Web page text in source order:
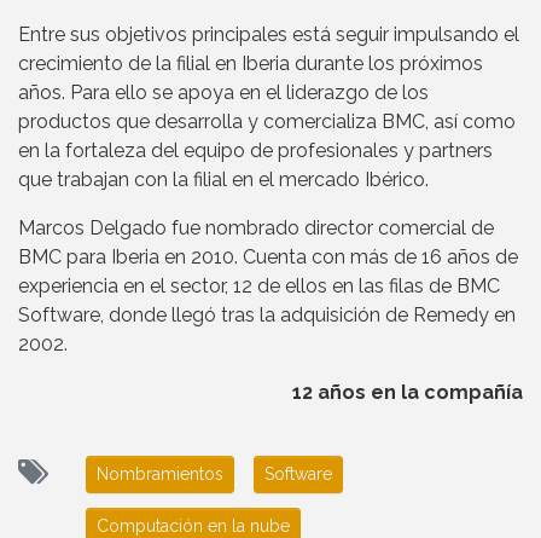
Entre sus objetivos principales está seguir impulsando el
crecimiento de la filial en Iberia durante los próximos
años. Para ello se apoya en el liderazgo de los
productos que desarrolla y comercializa BMC, así como
en la fortaleza del equipo de profesionales y partners
que trabajan con la filial en el mercado Ibérico.
Marcos Delgado fue nombrado director comercial de
BMC para Iberia en 2010. Cuenta con más de 16 años de
experiencia en el sector, 12 de ellos en las filas de BMC
Software, donde llegó tras la adquisición de Remedy en
2002.
12 años en la compañía
Nombramientos Software
Computación en la nube